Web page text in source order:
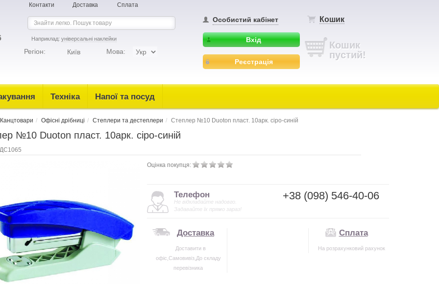
Контакти Доставка Сплата
Наприклад: універсальні наклейки
Регіон: Київ Мова:
Особистий кабінет
Вхід
Реєстрація
Кошик
Кошик
пустий!
Техніка Напої та посуд
Канцтовари Офісні дрібниці Степлери та дестеплери Степлер №10 Duoton пласт. 10арк. сіро-синій
№10 Duoton пласт. 10арк. сіро-синій
Оцінка покупця:
Телефон
Не відкладайте надовго.
Задавайте їх прямо зараз!
+38 (098) 546-40-06
Доставка
Доставити в
офіс,Самовивіз,До складу
перевізника
Сплата
На розрахунковий рахунок